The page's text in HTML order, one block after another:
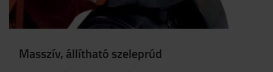
Masszív, állítható szeleprúd